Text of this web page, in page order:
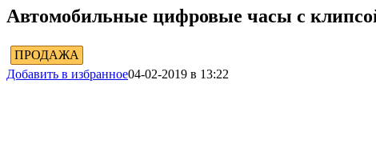
Автомобильные цифровые часы с
ПРОДАЖА
Добавить в избранное04-02-2019 в 13:22